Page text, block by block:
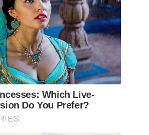
Which Live-
Do You Prefer?